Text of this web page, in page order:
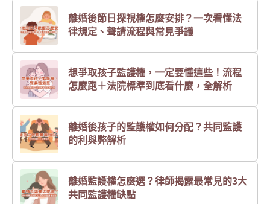
離婚後節日探視權怎麼安排？一次看懂法
律規定、聲請流程與常見爭議
想爭取孩子監護權，一定要懂這些！流程
怎麼跑＋法院標準到底看什麼，全解析
離婚後孩子的監護權如何分配？共同監護
的利與弊解析
離婚監護權怎麼選？律師揭露最常見的3大
共同監護權缺點